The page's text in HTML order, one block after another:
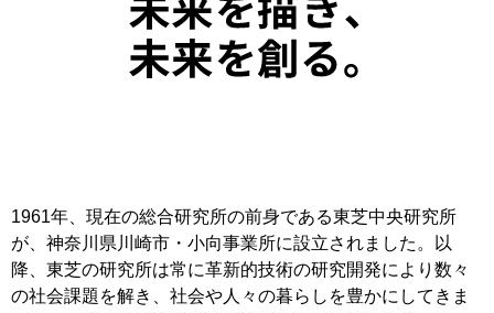
1961年、現在の総合研究所の前身である東芝中央研究所
が、神奈川県川崎市・小向事業所に設立されました。以
降、東芝の研究所は常に革新的技術の研究開発により数々
の社会課題を解き、社会や人々の暮らしを豊かにしてきま